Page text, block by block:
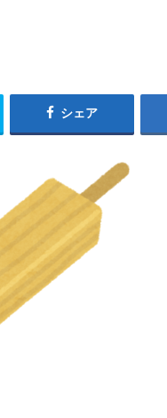
シェア